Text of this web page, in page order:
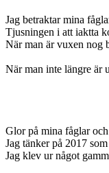
Jag betraktar mina
Tjusningen i att iaktta
När man är vuxen nog
När man inte längre är
Glor på mina fåglar
Jag tänker på 2017
Jag klev ur något